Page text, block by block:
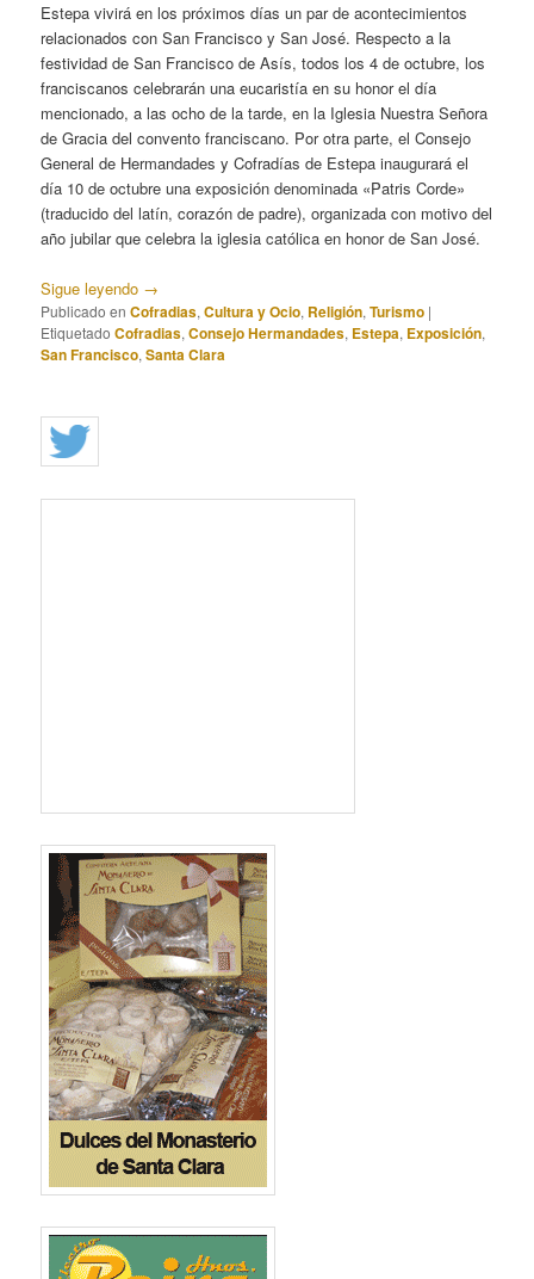
Estepa vivirá en los próximos días un par de acontecimientos
relacionados con San Francisco y San José. Respecto a la
festividad de San Francisco de Asís, todos los 4 de octubre, los
franciscanos celebrarán una eucaristía en su honor el día
mencionado, a las ocho de la tarde, en la Iglesia Nuestra Señora
de Gracia del convento franciscano. Por otra parte, el Consejo
General de Hermandades y Cofradías de Estepa inaugurará el
día 10 de octubre una exposición denominada «Patris Corde»
(traducido del latín, corazón de padre), organizada con motivo del
año jubilar que celebra la iglesia católica en honor de San José.
Sigue leyendo →
Publicado en Cofradias,Cultura y Ocio, Religión,Turismo |
Etiquetado Cofradias,Consejo Hermandades, Estepa, Exposición,
San Francisco,Santa Clara